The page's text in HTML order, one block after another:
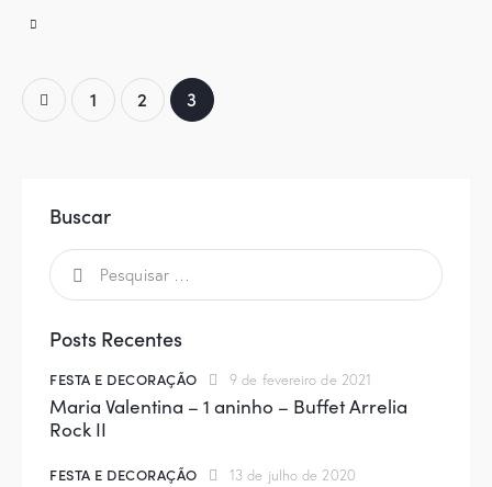
1 2 3
Buscar
Posts Recentes
FESTA E DECORAÇÃO 9 de fevereiro de 2021
Maria Valentina – 1 aninho – Buffet Arrelia
Rock II
FESTA E DECORAÇÃO 13 de julho de 2020